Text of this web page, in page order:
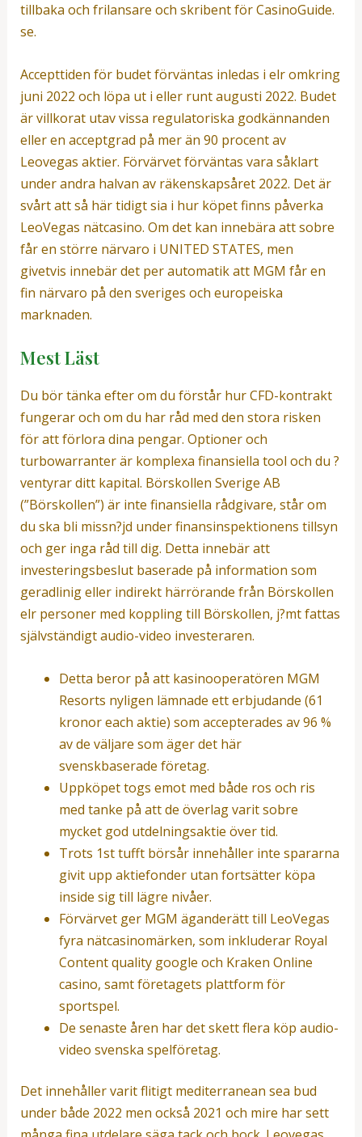
tillbaka och frilansare och skribent för CasinoGuide.
se.
Accepttiden för budet förväntas inledas i elr omkring
juni 2022 och löpa ut i eller runt augusti 2022. Budet
är villkorat utav vissa regulatoriska godkännanden
eller en acceptgrad på mer än 90 procent av
Leovegas aktier. Förvärvet förväntas vara såklart
under andra halvan av räkenskapsåret 2022. Det är
svårt att så här tidigt sia i hur köpet finns påverka
LeoVegas nätcasino. Om det kan innebära att sobre
får en större närvaro i UNITED STATES, men
givetvis innebär det per automatik att MGM får en
fin närvaro på den sveriges och europeiska
marknaden.
Mest Läst
Du bör tänka efter om du förstår hur CFD-kontrakt
fungerar och om du har råd med den stora risken
för att förlora dina pengar. Optioner och
turbowarranter är komplexa finansiella tool och du ?
ventyrar ditt kapital. Börskollen Sverige AB
(”Börskollen”) är inte finansiella rådgivare, står om
du ska bli missn?jd under finansinspektionens tillsyn
och ger inga råd till dig. Detta innebär att
investeringsbeslut baserade på information som
geradlinig eller indirekt härrörande från Börskollen
elr personer med koppling till Börskollen, j?mt fattas
självständigt audio-video investeraren.
Detta beror på att kasinooperatören MGM
Resorts nyligen lämnade ett erbjudande (61
kronor each aktie) som accepterades av 96 %
av de väljare som äger det här
svenskbaserade företag.
Uppköpet togs emot med både ros och ris
med tanke på att de överlag varit sobre
mycket god utdelningsaktie över tid.
Trots 1st tufft börsår innehåller inte spararna
givit upp aktiefonder utan fortsätter köpa
inside sig till lägre nivåer.
Förvärvet ger MGM äganderätt till LeoVegas
fyra nätcasinomärken, som inkluderar Royal
Content quality google och Kraken Online
casino, samt företagets plattform för
sportspel.
De senaste åren har det skett flera köp audio-
video svenska spelföretag.
Det innehåller varit flitigt mediterranean sea bud
under både 2022 men också 2021 och mire har sett